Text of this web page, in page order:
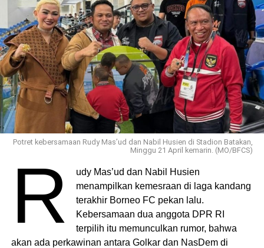
Potret kebersamaan Rudy Mas’ud dan Nabil Husien di Stadion Batakan,
Minggu 21 April kemarin. (MO/BFCS)
R
udy Mas’ud dan Nabil Husien
menampilkan kemesraan di laga kandang
terakhir Borneo FC pekan lalu.
Kebersamaan dua anggota DPR RI
terpilih itu memunculkan rumor, bahwa
akan ada perkawinan antara Golkar dan NasDem di